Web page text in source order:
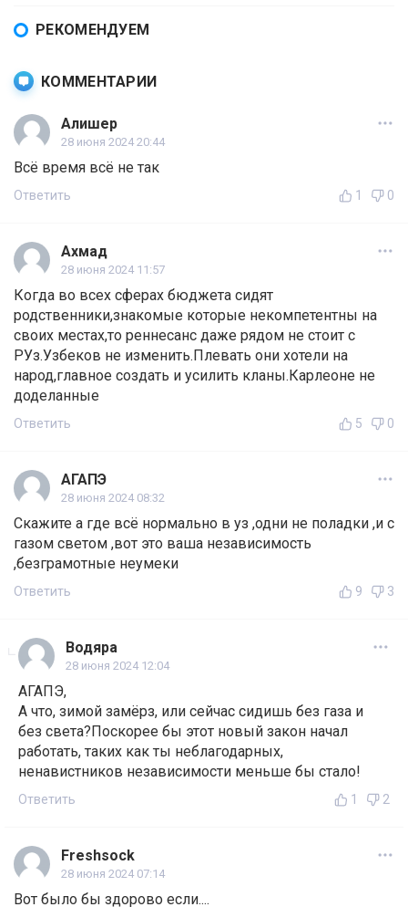
РЕКОМЕНДУЕМ
КОММЕНТАРИИ
Алишер
28 июня 2024 20:44
Всё время всё не так
Ответить 1 0
Ахмад
28 июня 2024 11:57
Когда во всех сферах бюджета сидят
родственники,знакомые которые некомпетентны на
своих местах,то реннесанс даже рядом не стоит с
РУз.Узбеков не изменить.Плевать они хотели на
народ,главное создать и усилить кланы.Карлеоне не
доделанные
Ответить 5 0
АГАПЭ
28 июня 2024 08:32
Скажите а где всё нормально в уз ,одни не поладки ,и с
газом светом ,вот это ваша независимость
,безграмотные неумеки
Ответить 9 3
Водяра
28 июня 2024 12:04
АГАПЭ,
А что, зимой замёрз, или сейчас сидишь без газа и
без света?Поскорее бы этот новый закон начал
работать, таких как ты неблагодарных,
ненавистников независимости меньше бы стало!
Ответить 1 2
Freshsock
28 июня 2024 07:14
Вот было бы здорово если....